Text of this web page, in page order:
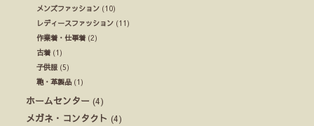
メンズファッション (10)
レディースファッション (11)
作業着・仕事着 (2)
古着 (1)
子供服 (5)
鞄・革製品 (1)
ホームセンター (4)
メガネ・コンタクト (4)